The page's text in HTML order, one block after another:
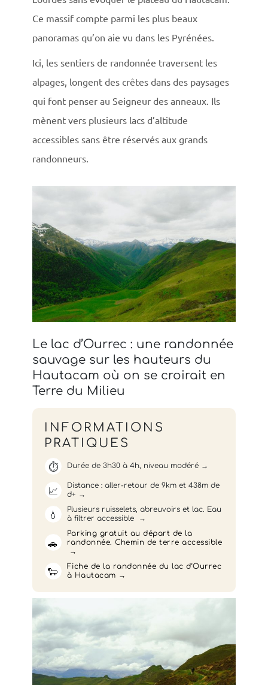
Ce massif compte parmi les plus beaux
panoramas qu’on aie vu dans les Pyrénées.
Ici, les sentiers de randonnée traversent les
alpages, longent des crêtes dans des paysages
qui font penser au Seigneur des anneaux. Ils
mènent vers plusieurs lacs d’altitude
accessibles sans être réservés aux grands
randonneurs.
Le lac d’Ourrec : une randonnée
sauvage sur les hauteurs du
Hautacam où on se croirait en
Terre du Milieu
INFORMATIONS
PRATIQUES
⏱️ Durée de 3h30 à 4h, niveau modéré
📈
Distance : aller-retour de 9km et 438m de
d+
💧
Plusieurs ruisselets, abreuvoirs et lac. Eau
à filtrer accessible
🚗
Parking gratuit au départ de la
randonnée. Chemin de terre accessible
🐑
Fiche de la randonnée du lac d’Ourrec
à Hautacam